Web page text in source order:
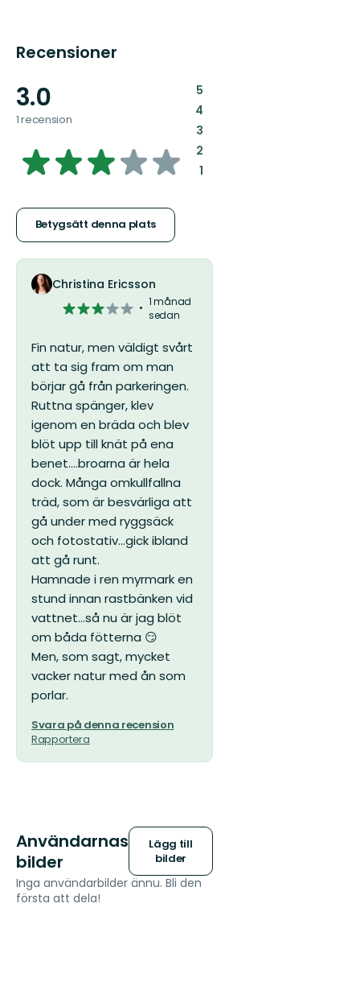
Recensioner
3.0
1 recension
3.0
5
stjärnor
Betygsätt denna plats
5:
4:
3:
2:
1:
Christina Ericsson
3
5
stjärnor
1 månad
sedan
Fin natur, men väldigt svårt
att ta sig fram om man
börjar gå från parkeringen.
Ruttna spänger, klev
igenom en bräda och blev
blöt upp till knät på ena
benet....broarna är hela
dock. Många omkullfallna
träd, som är besvärliga att
gå under med ryggsäck
och fotostativ...gick ibland
att gå runt.
Hamnade i ren myrmark en
stund innan rastbänken vid
vattnet...så nu är jag blöt
om båda fötterna 😏
Men, som sagt, mycket
vacker natur med ån som
porlar.
Svara på denna recension
Rapportera
Användarnas
bilder
Lägg till
bilder
Inga användarbilder ännu. Bli den
första att dela!